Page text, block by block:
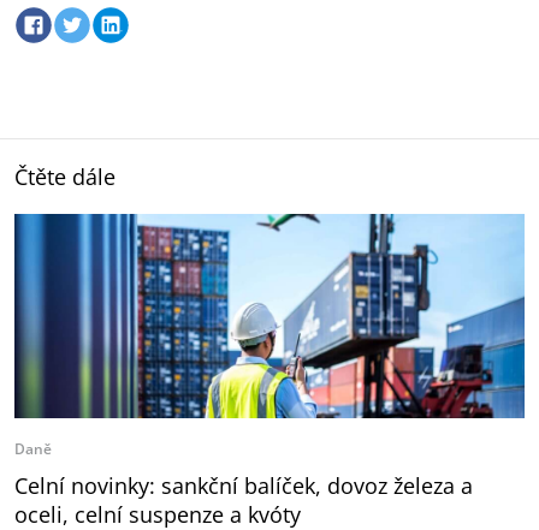
Čtěte dále
Daně
Celní novinky: sankční balíček, dovoz železa a
oceli, celní suspenze a kvóty